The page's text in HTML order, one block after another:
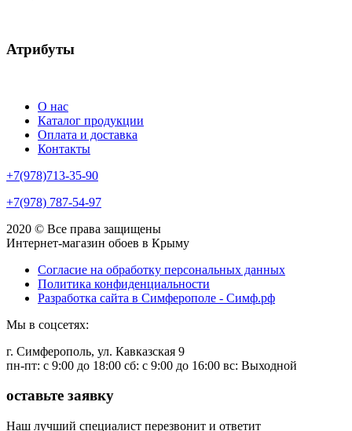
Атрибуты
О нас
Каталог продукции
Оплата и доставка
Контакты
+7(978)713-35-90
+7(978) 787-54-97
2020 © Все права защищены
Интернет-магазин обоев в Крыму
Согласие на обработку персональных данных
Политика конфиденциальности
Разработка сайта в Симферополе - Симф.рф
Мы в соцсетях:
г. Симферополь, ул. Кавказская 9
пн-пт: с 9:00 до 18:00 сб: c 9:00 до 16:00 вс: Выходной
оставьте заявку
Наш лучший специалист перезвонит и ответит